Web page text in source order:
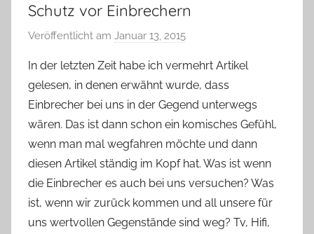
vielesSchutz vor Einbrechern
Veröffentlicht am Januar 13, 2015
n
Y
v
o
n
n
e
In der letzten Zeit habe ich vermehrt Artikel
gelesen, in denen erwähnt wurde, dass
Einbrecher bei uns in der Gegend unterwegs
wären. Das ist dann schon ein komisches Gefühl,
wenn man mal wegfahren möchte und dann
diesen Artikel ständig im Kopf hat. Was ist wenn
die Einbrecher es auch bei uns versuchen? Was
ist, wenn wir zurück kommen und all unsere für
uns wertvollen Gegenstände sind weg? Tv, Hifi,